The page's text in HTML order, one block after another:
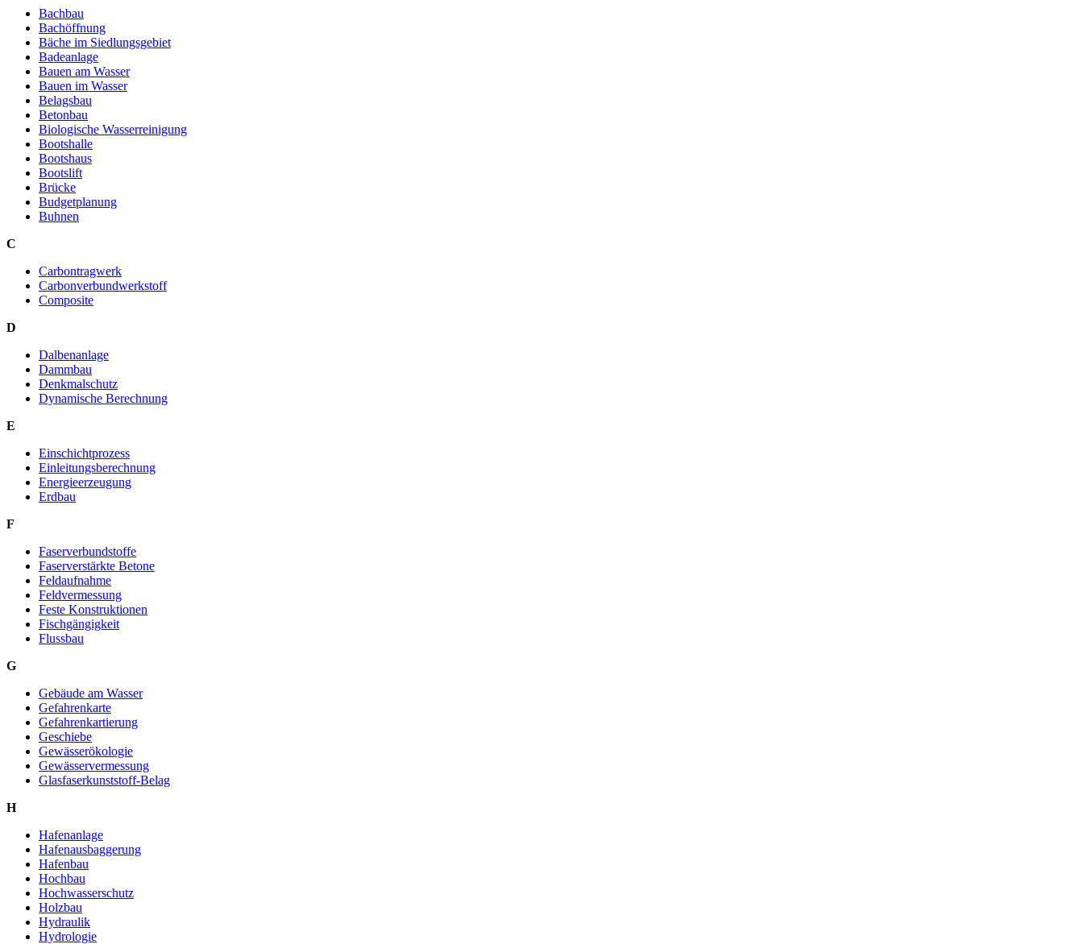
Bachbau
Bachöffnung
Bäche im Siedlungsgebiet
Badeanlage
Bauen am Wasser
Bauen im Wasser
Belagsbau
Betonbau
Biologische Wasserreinigung
Bootshalle
Bootshaus
Bootslift
Brücke
Budgetplanung
Buhnen
C
Carbontragwerk
Carbonverbundwerkstoff
Composite
D
Dalbenanlage
Dammbau
Denkmalschutz
Dynamische Berechnung
E
Einschichtprozess
Einleitungsberechnung
Energieerzeugung
Erdbau
F
Faserverbundstoffe
Faserverstärkte Betone
Feldaufnahme
Feldvermessung
Feste Konstruktionen
Fischgängigkeit
Flussbau
G
Gebäude am Wasser
Gefahrenkarte
Gefahrenkartierung
Geschiebe
Gewässerökologie
Gewässervermessung
Glasfaserkunststoff-Belag
H
Hafenanlage
Hafenausbaggerung
Hafenbau
Hochbau
Hochwasserschutz
Holzbau
Hydraulik
Hydrologie